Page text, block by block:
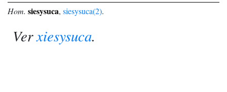
Hom. siesysuca, siesysuca(2).
Verxiesysuca.